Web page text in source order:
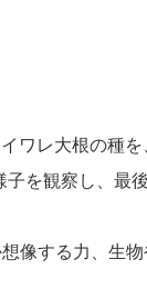
ワレ大根の種を
を観察し、最
像する力、生物